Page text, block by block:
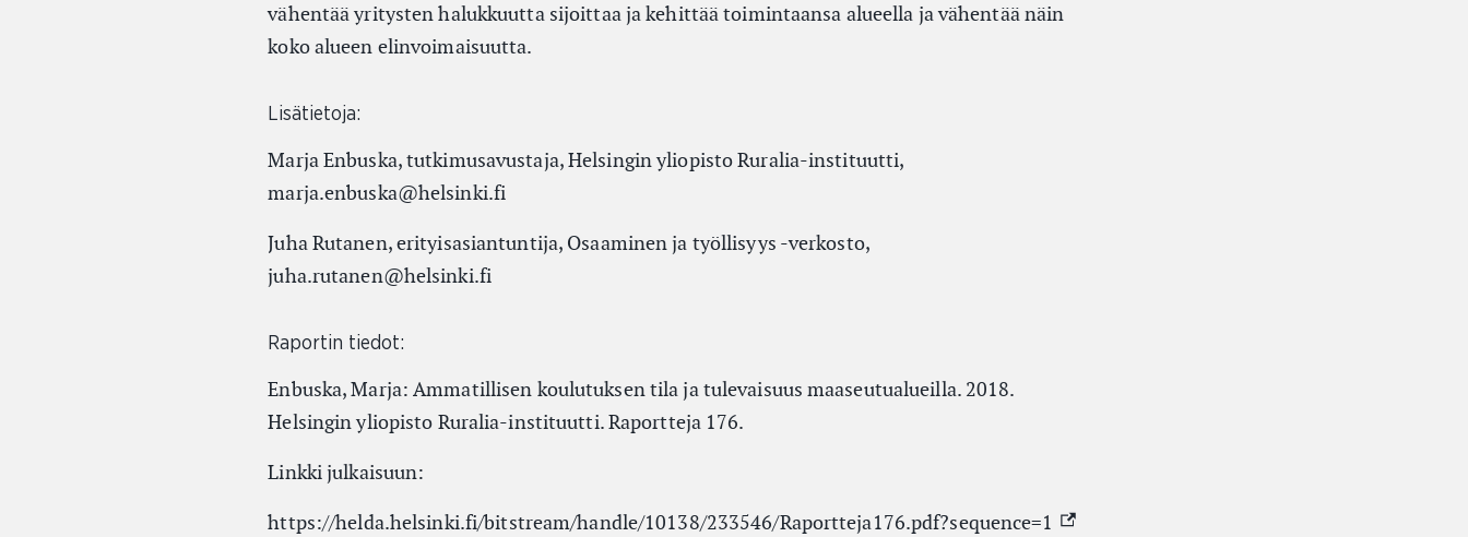
vähentää yritysten halukkuutta sijoittaa ja kehittää toimintaansa alueella ja vähentää näin
koko alueen elinvoimaisuutta.
Lisätietoja:
Marja Enbuska, tutkimusavustaja, Helsingin yliopisto Ruralia-instituutti,
marja.enbuska@helsinki.fi
Juha Rutanen, erityisasiantuntija, Osaaminen ja työllisyys -verkosto,
juha.rutanen@helsinki.fi
Raportin tiedot:
Enbuska, Marja: Ammatillisen koulutuksen tila ja tulevaisuus maaseutualueilla. 2018.
Helsingin yliopisto Ruralia-instituutti. Raportteja 176.
Linkki julkaisuun:
https://helda.helsinki.fi/bitstream/handle/10138/233546/Raportteja176.pdf?sequence=1 (External link)